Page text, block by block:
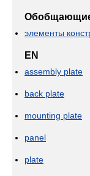
элементы
EN
assembly plate
back plate
mounting plate
panel
plate